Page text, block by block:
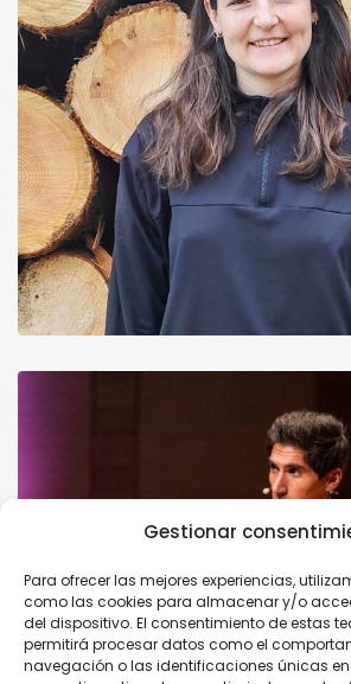
Gestionar
Para ofrecer las mejores experiencias,
como las cookies para almacenar y/o
del dispositivo. El consentimiento de estas
permitirá procesar datos como el
navegación o las identificaciones únicas en